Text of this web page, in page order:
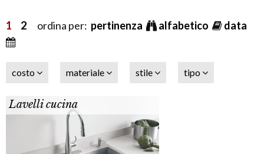
1 2 ordina per: pertinenza alfabetico data
costo materiale stile tipo
Lavelli cucina